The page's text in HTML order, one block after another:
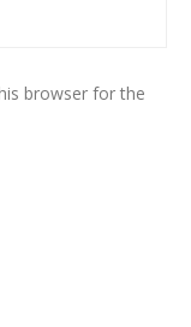
browser for the